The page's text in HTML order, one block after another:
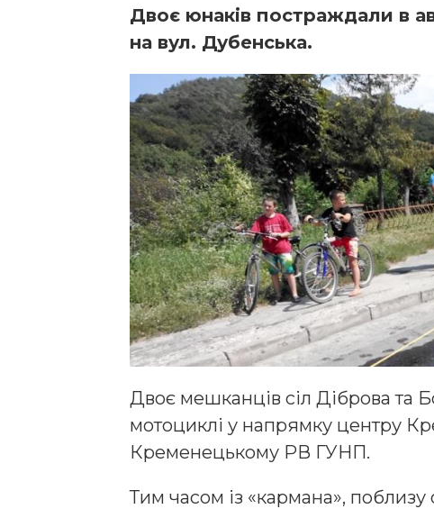
Двоє юнаків постраждали в
на вул. Дубенська.
Двоє мешканців сіл Діброва та
мотоциклі у напрямку центру
Кременецькому РВ ГУНП.
Тим часом із «кармана», поблизу